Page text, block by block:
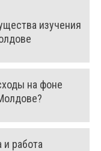
изучения
на фоне
и работа